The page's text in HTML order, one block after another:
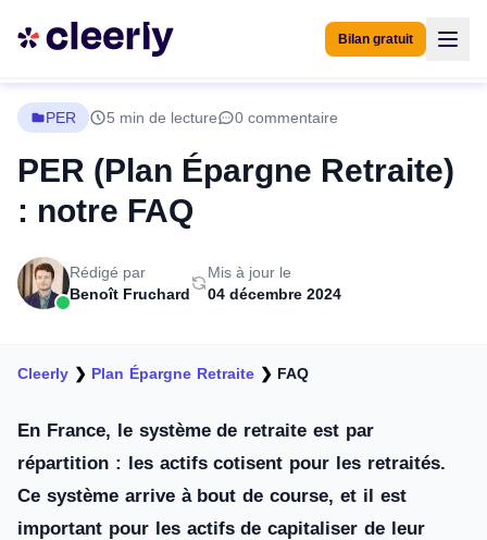
Bilan gratuit
PER 5 min de lecture 0 commentaire
PER (Plan Épargne Retraite)
: notre FAQ
Rédigé par
Benoît Fruchard
Mis à jour le
04 décembre 2024
Cleerly ❯ Plan Épargne Retraite❯ FAQ
En France, le système de retraite est par
répartition : les actifs cotisent pour les retraités.
Ce système arrive à bout de course, et il est
important pour les actifs de capitaliser de leur